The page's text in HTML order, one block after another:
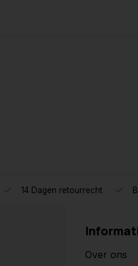
14 Dagen retourrecht
Over ons